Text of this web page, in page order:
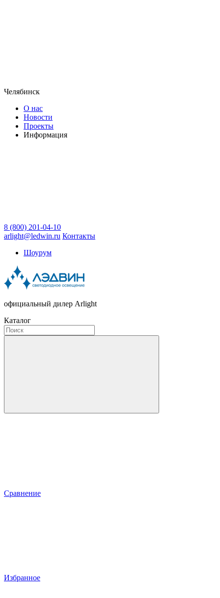
Челябинск
О нас
Новости
Проекты
Информация
8 (800) 201-04-10
arlight@ledwin.ru Контакты
Шоурум
официальный дилер Arlight
Каталог
Сравнение
Избранное